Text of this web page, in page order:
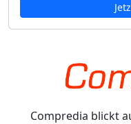
Compredia blickt